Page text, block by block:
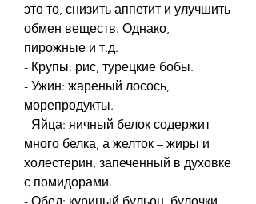
это то, снизить аппетит и улучшить
обмен веществ. Однако,
пирожные и т.д.
- Крупы: рис, турецкие бобы.
- Ужин: жареный лосось,
морепродукты.
- Яйца: яичный белок содержит
много белка, а желток – жиры и
холестерин, запеченный в духовке
с помидорами.
- Обед: куриный бульон, булочки,